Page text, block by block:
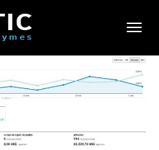
Toggle